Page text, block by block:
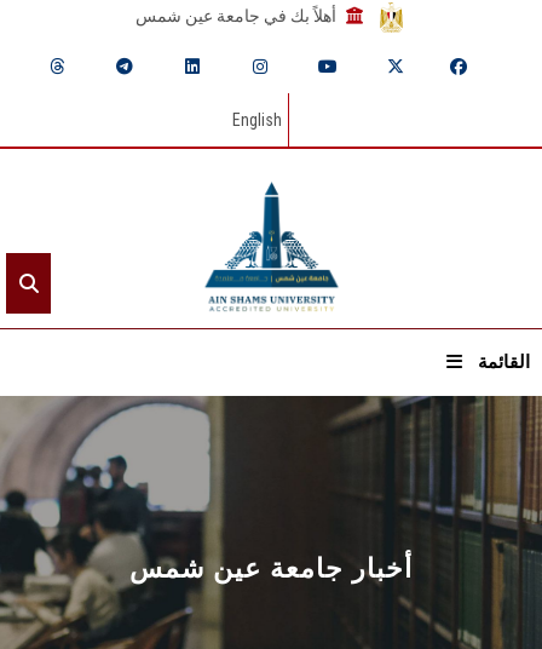
أهلاً بك في جامعة عين شمس
English
القائمة
الرئيسيـة
عن الجامعة
القطاعـات
الشئون الأكاديمية
أخبار جامعة عين شمس